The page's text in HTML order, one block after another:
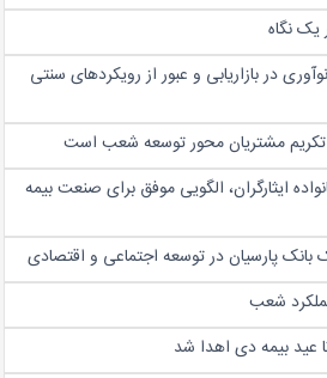
نگاه
در بازاریابی و عبور از رویکردهای سنتی
مشتریان محور توسعه شعب است
ایثارگران، الگویی موفق برای صنعت بیمه
پارسیان در توسعه اجتماعی و اقتصادی
شعب
عید بیمه دی اهدا شد